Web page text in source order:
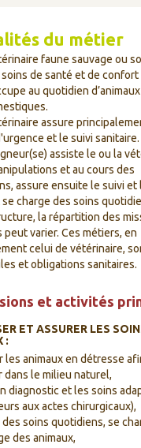
du métier
faune sauvage ou
de santé et de confort
au quotidien
assure
et le suivi sanitaire.
assiste le ou la
et au cours des
assure ensuite le suivi et
charge des soins
la répartition des
peut varier. Ces métiers, en
celui de vétérinaire,
et obligations sanitaires.
et activités
ET ASSURER LES
:
les animaux en détresse
dans le milieu naturel,
diagnostic et les soins
aux actes chirurgicaux),
soins quotidiens, se
des animaux,